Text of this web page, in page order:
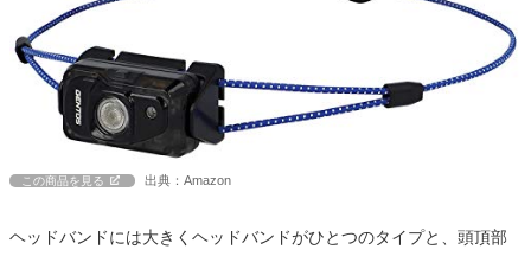
この商品を見る 出典：Amazon
ヘッドバンドには大きくヘッドバンドがひとつのタイプと、頭頂部